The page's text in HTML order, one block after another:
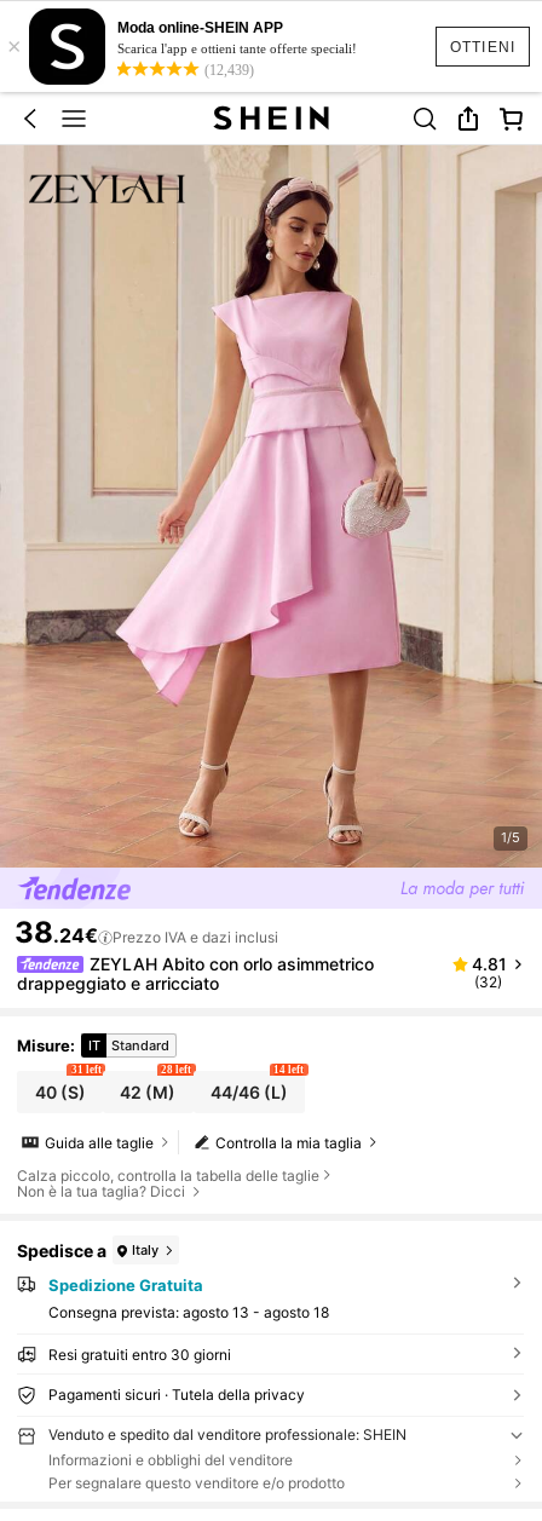
OTTIENI
×
Moda online-SHEIN APP
Scarica l'app e ottieni tante offerte speciali!
(12,439)
1/5
38.24€ Prezzo IVA e dazi inclusi
ZEYLAH Abito con orlo asimmetrico
drappeggiato e arricciato
4.81
(32)
Misure: IT Standard
40(S)
31 left
42 (M)
28 left
44/46(L)
14 left
Controlla la mia taglia
Guida alle taglie
Calza piccolo, controlla la tabella delle taglie
Non è la tua taglia? Dicci
Spedisce a Italy
Spedizione Gratuita
Consegna prevista: agosto 13 - agosto 18
Resi gratuiti entro 30 giorni
Pagamenti sicuri · Tutela della privacy
Venduto e spedito dal venditore professionale: SHEIN
Informazioni e obblighi del venditore
Per segnalare questo venditore e/o prodotto